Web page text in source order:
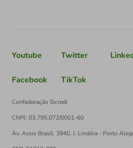
Youtube Twitter
Facebook TikTok
Confederação Sicredi
CNPJ: 03.795.072/0001-60
Av. Assis Brasil, 3940, J. Lindóia - Porto